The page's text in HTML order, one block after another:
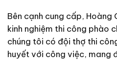
Bên cạnh cung cấp, Hoàng
kinh nghiệm thi công phào
chúng tôi có đội thợ thi
huyết với công việc, mang